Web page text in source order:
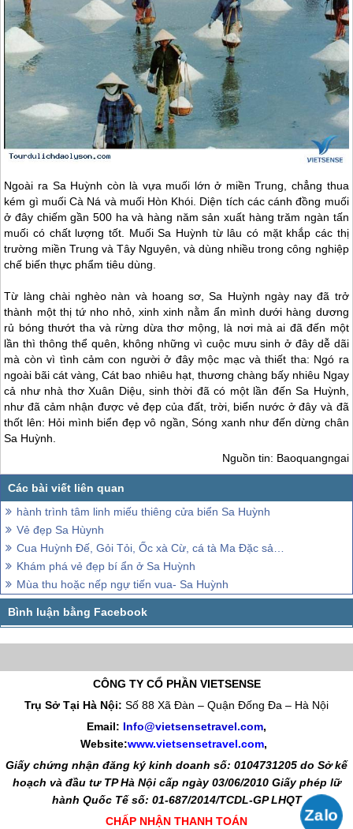
Ngoài ra Sa Huỳnh còn là vựa muối lớn ở miền Trung, chẳng thua
kém gì muối Cà Ná và muối Hòn Khói. Diện tích các cánh đồng muối
ở đây chiếm gần 500 ha và hàng năm sản xuất hàng trăm ngàn tấn
muối có chất lượng tốt. Muối Sa Huỳnh từ lâu có mặt khắp các thị
trường miền Trung và Tây Nguyên, và dùng nhiều trong công nghiệp
chế biến thực phẩm tiêu dùng.
Từ làng chài nghèo nàn và hoang sơ, Sa Huỳnh ngày nay đã trở
thành một thị tứ nho nhỏ, xinh xinh nằm ẩn mình dưới hàng dương
rủ bóng thướt tha và rừng dừa thơ mộng, là nơi mà ai đã đến một
lần thì thông thể quên, không những vì cuộc mưu sinh ở đây dễ dãi
mà còn vì tình cảm con người ở đây mộc mạc và thiết tha: Ngó ra
ngoài bãi cát vàng, Cát bao nhiêu hạt, thương chàng bấy nhiêu Ngay
cả như nhà thơ Xuân Diệu, sinh thời đã có một lần đến Sa Huỳnh,
như đã cảm nhận được vẻ đẹp của đất, trời, biển nước ở đây và đã
thốt lên: Hỏi mình biển đẹp vô ngần, Sóng xanh như đến dừng chân
Sa Huỳnh.
Nguồn tin: Baoquangngai
hành trình tâm linh miếu thiêng cửa biển Sa Huỳnh
Vẻ đẹp Sa Hùynh
Cua Huỳnh Đế, Gỏi Tỏi, Ốc xà Cừ, cá tà Ma Đặc sản nổi tiếng
Khám phá vẻ đẹp bí ẩn ở Sa Huỳnh
Mùa thu hoặc nếp ngự tiến vua- Sa Huỳnh
CÔNG TY CỔ PHẦN VIETSENSE
Trụ Sở Tại Hà Nội: Số 88 Xã Đàn – Quận Đống Đa – Hà Nội
Email: Info@vietsensetravel.com,
Website:www.vietsensetravel.com,
Giấy chứng nhận đăng ký kinh doanh số: 0104731205 do Sở kế
hoạch và đầu tư TP Hà Nội cấp ngày 03/06/2010 Giấy phép lữ
hành Quốc Tế số: 01-687/2014/TCDL-GP LHQT
CHẤP NHẬN THANH TOÁN